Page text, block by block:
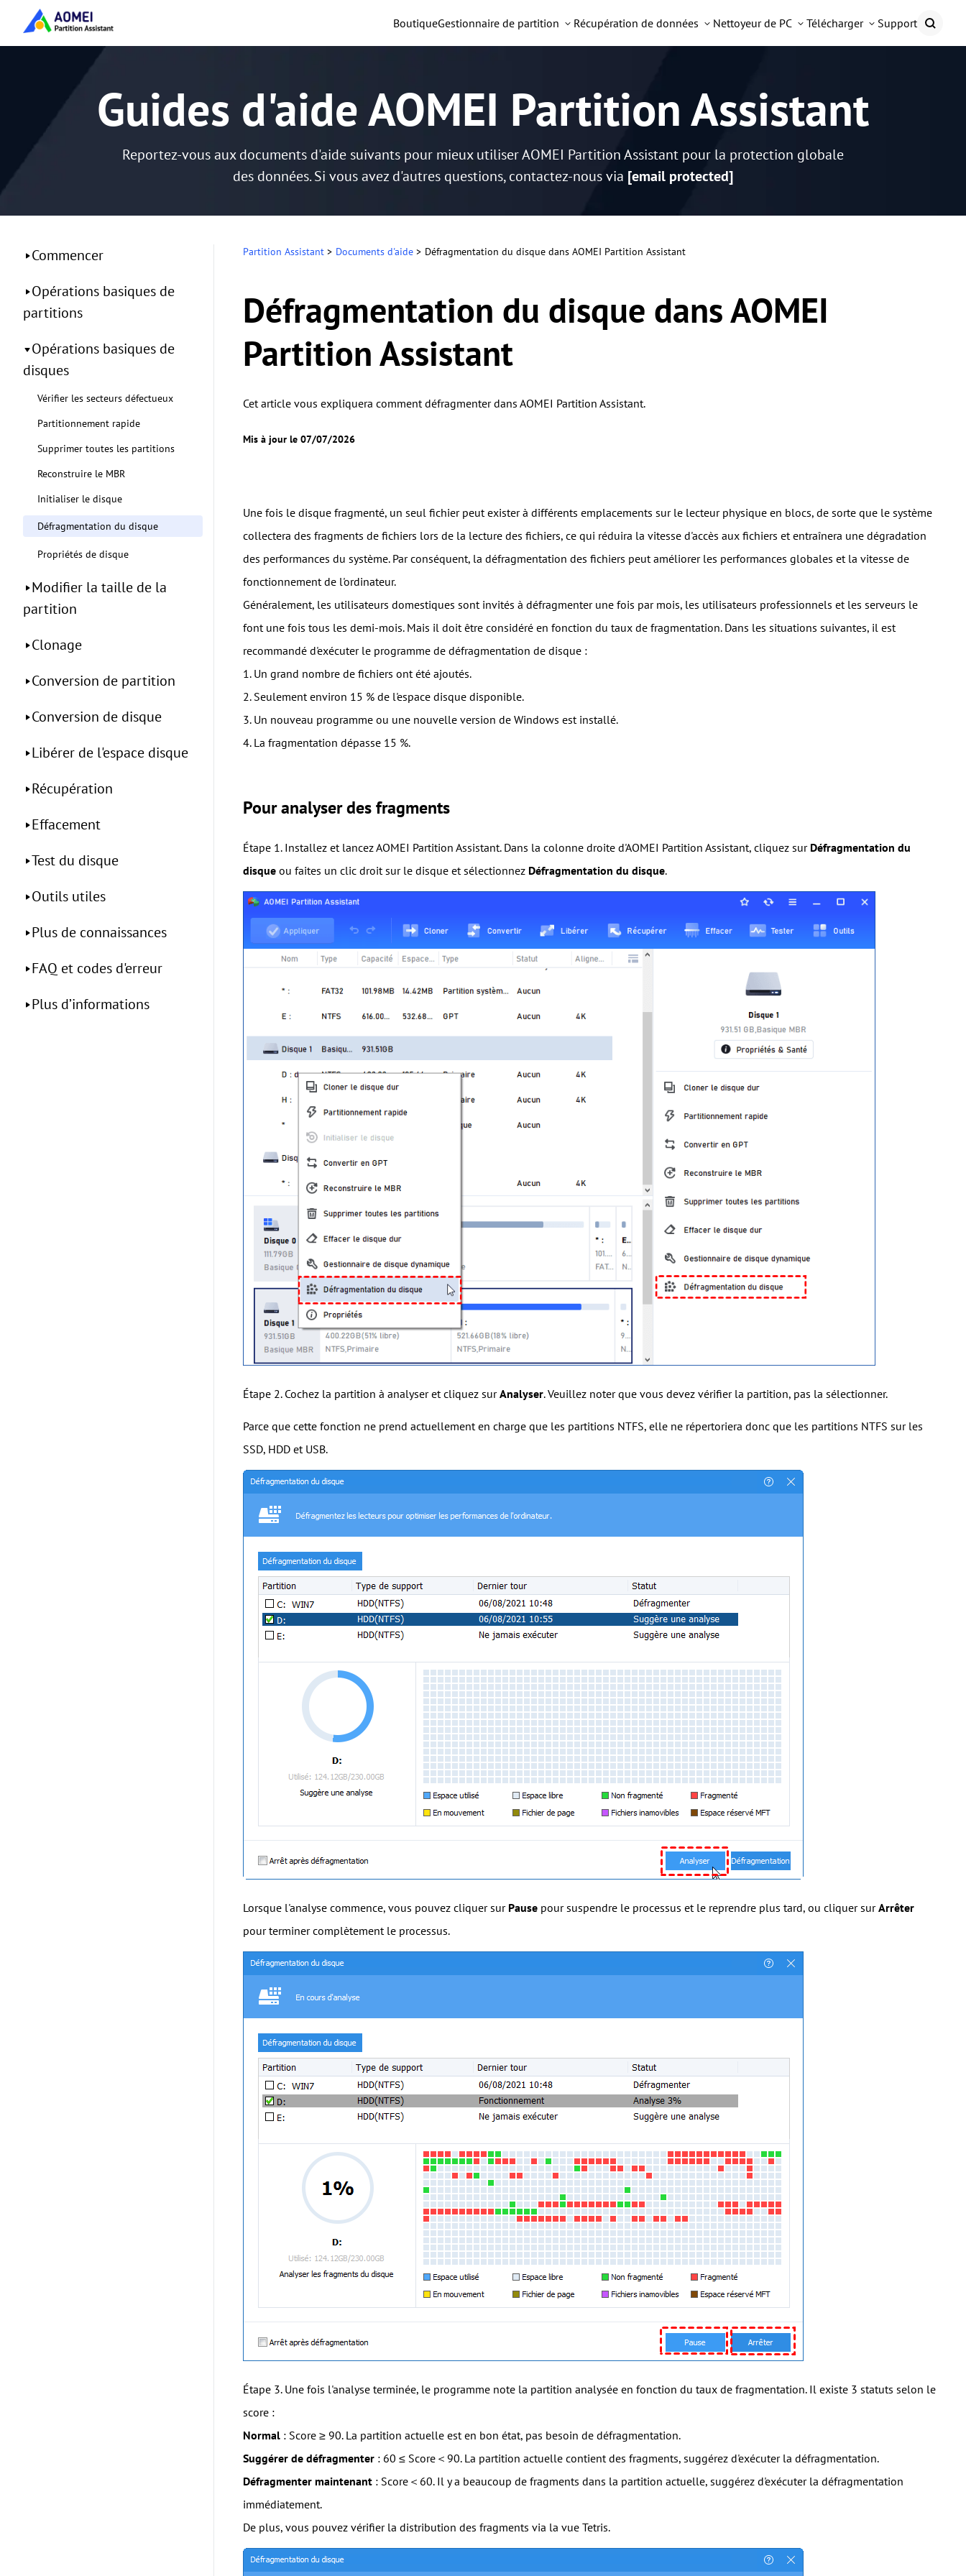
BoutiqueGestionnaire de partition Récupération de données Nettoyeur de PC Télécharger Support
Guides d'aide AOMEI Partition Assistant
Reportez-vous aux documents d'aide suivants pour mieux utiliser AOMEI Partition Assistant pour la protection globale
des données. Si vous avez d'autres questions, contactez-nous via [email protected]
Commencer
Opérations basiques de
partitions
Opérations basiques de
disques
Vérifier les secteurs défectueux
Partitionnement rapide
Supprimer toutes les partitions
Reconstruire le MBR
Initialiser le disque
Défragmentation du disque
Propriétés de disque
Modifier la taille de la
partition
Clonage
Conversion de partition
Conversion de disque
Libérer de l'espace disque
Récupération
Effacement
Test du disque
Outils utiles
Plus de connaissances
FAQ et codes d'erreur
Plus d’informations
Partition Assistant > Documents d'aide > Défragmentation du disque dans AOMEI Partition Assistant
Défragmentation du disque dans AOMEI
Partition Assistant
Cet article vous expliquera comment défragmenter dans AOMEI Partition Assistant.
Mis à jour le 07/07/2026
Une fois le disque fragmenté, un seul fichier peut exister à différents emplacements sur le lecteur physique en blocs, de sorte que le système
collectera des fragments de fichiers lors de la lecture des fichiers, ce qui réduira la vitesse d'accès aux fichiers et entraînera une dégradation
des performances du système. Par conséquent, la défragmentation des fichiers peut améliorer les performances globales et la vitesse de
fonctionnement de l'ordinateur.
Généralement, les utilisateurs domestiques sont invités à défragmenter une fois par mois, les utilisateurs professionnels et les serveurs le
font une fois tous les demi-mois. Mais il doit être considéré en fonction du taux de fragmentation. Dans les situations suivantes, il est
recommandé d'exécuter le programme de défragmentation de disque :
1. Un grand nombre de fichiers ont été ajoutés.
2. Seulement environ 15 % de l'espace disque disponible.
3. Un nouveau programme ou une nouvelle version de Windows est installé.
4. La fragmentation dépasse 15 %.
Pour analyser des fragments
Étape 1. Installez et lancez AOMEI Partition Assistant. Dans la colonne droite d'AOMEI Partition Assistant, cliquez sur Défragmentation du
disque ou faites un clic droit sur le disque et sélectionnez Défragmentation du disque.
Étape 2. Cochez la partition à analyser et cliquez surAnalyser. Veuillez noter que vous devez vérifier la partition, pas la sélectionner.
Parce que cette fonction ne prend actuellement en charge que les partitions NTFS, elle ne répertoriera donc que les partitions NTFS sur les
SSD, HDD et USB.
Lorsque l'analyse commence, vous pouvez cliquer sur Pause pour suspendre le processus et le reprendre plus tard, ou cliquer surArrêter
pour terminer complètement le processus.
Étape 3. Une fois l'analyse terminée, le programme note la partition analysée en fonction du taux de fragmentation. Il existe 3 statuts selon le
score :
Normal : Score ≥ 90. La partition actuelle est en bon état, pas besoin de défragmentation.
Suggérer de défragmenter : 60 ≤ Score＜90. La partition actuelle contient des fragments, suggérez d'exécuter la défragmentation.
Défragmenter maintenant : Score＜60. Il y a beaucoup de fragments dans la partition actuelle, suggérez d'exécuter la défragmentation
immédiatement.
De plus, vous pouvez vérifier la distribution des fragments via la vue Tetris.